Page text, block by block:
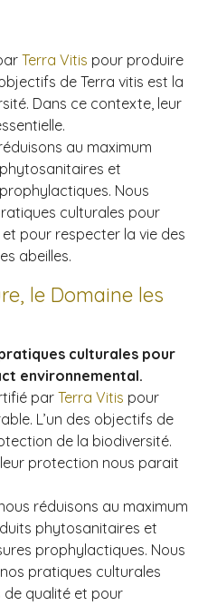
Terra Vitis pour produire
de Terra vitis est la
Dans ce contexte, leur
au maximum
et
Nous
culturales pour
pour respecter la vie des
abeilles.
le Domaine les
culturales pour
environnemental.
par Terra Vitis pour
L’un des objectifs de
de la biodiversité.
protection nous parait
réduisons au maximum
phytosanitaires et
prophylactiques. Nous
pratiques culturales
qualité et pour